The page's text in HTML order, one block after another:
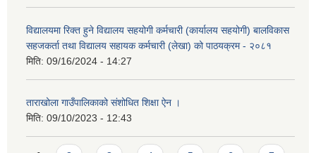
विद्यालयमा रिक्त हुने विद्यालय सहयोगी कर्मचारी (कार्यालय सहयोगी) बालविकास
सहजकर्ता तथा विद्यालय सहायक कर्मचारी (लेखा) को पाठयक्रम - २०८१
मिति: 09/16/2024 - 14:27
ताराखोला गाउँपालिकाको संशोधित शिक्षा ऐन ।
मिति: 09/10/2023 - 12:43